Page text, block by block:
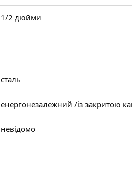
1/2 дюйми
сталь
енергонезалежний /із закритою
невідомо